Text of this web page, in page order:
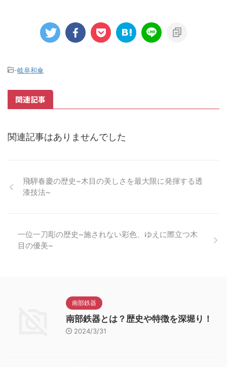
-岐阜和傘
関連記事
関連記事はありませんでした
飛騨春慶の歴史~木目の美しさを最大限に発揮する透
漆技法~
一位一刀彫の歴史~施されない彩色、ゆえに際立つ木
目の優美~
南部鉄器
南部鉄器とは？歴史や特徴を深堀り！
2024/3/31